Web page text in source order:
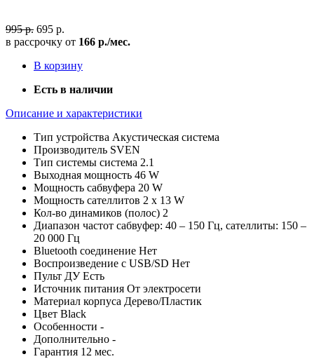
995 р. 695 р.
в рассрочку от 166 р./мес.
В корзину
Есть в наличии
Описание и характеристики
Тип устройства Акустическая система
Производитель SVEN
Тип системы система 2.1
Выходная мощность 46 W
Мощность сабвуфера 20 W
Мощность сателлитов 2 x 13 W
Кол-во динамиков (полос) 2
Диапазон частот сабвуфер: 40 – 150 Гц, сателлиты: 150 –
20 000 Гц
Bluetooth соединение Нет
Воспроизведение с USB/SD Нет
Пульт ДУ Есть
Источник питания От электросети
Материал корпуса Дерево/Пластик
Цвет Black
Особенности -
Дополнительно -
Гарантия 12 мес.